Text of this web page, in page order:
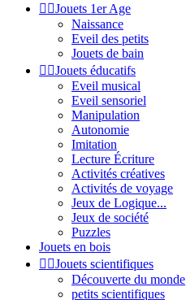
 Jouets 1er Age
Naissance
Eveil des petits
Jouets de bain
 Jouets éducatifs
Eveil musical
Eveil sensoriel
Manipulation
Autonomie
Imitation
Lecture Écriture
Activités créatives
Activités de voyage
Jeux de Logique...
Jeux de société
Puzzles
Jouets en bois
 Jouets scientifiques
Découverte du monde
petits scientifiques